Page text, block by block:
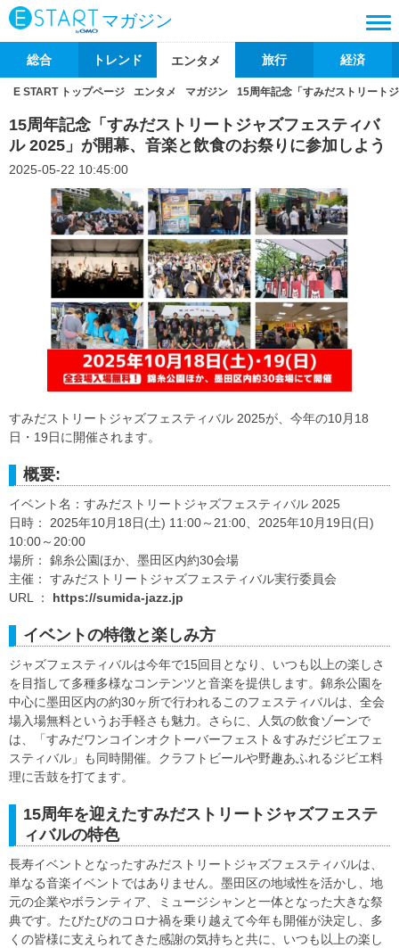
マガジン
総合 トレンド エンタメ 旅行 経済
E START トップページ エンタメ マガジン 15周年記念「すみだストリート
15周年記念「すみだストリートジャズフェスティバ
ル 2025」が開幕、音楽と飲食のお祭りに参加しよう
2025-05-22 10:45:00
すみだストリートジャズフェスティバル 2025が、今年の10月18
日・19日に開催されます。
概要:
イベント名：すみだストリートジャズフェスティバル 2025
日時： 2025年10月18日(土) 11:00～21:00、2025年10月19日(日)
10:00～20:00
場所： 錦糸公園ほか、墨田区内約30会場
主催： すみだストリートジャズフェスティバル実行委員会
URL ： https://sumida-jazz.jp
イベントの特徴と楽しみ方
ジャズフェスティバルは今年で15回目となり、いつも以上の楽しさ
を目指して多種多様なコンテンツと音楽を提供します。錦糸公園を
中心に墨田区内の約30ヶ所で行われるこのフェスティバルは、全会
場入場無料というお手軽さも魅力。さらに、人気の飲食ゾーンで
は、「すみだワンコインオクトーバーフェスト＆すみだジビエフェ
スティバル」も同時開催。クラフトビールや野趣あふれるジビエ料
理に舌鼓を打てます。
15周年を迎えたすみだストリートジャズフェステ
ィバルの特色
長寿イベントとなったすみだストリートジャズフェスティバルは、
単なる音楽イベントではありません。墨田区の地域性を活かし、地
元の企業やボランティア、ミュージシャンと一体となった大きな祭
典です。たびたびのコロナ禍を乗り越えて今年も開催が決定し、多
くの皆様に支えられてきた感謝の気持ちと共に、いつも以上の楽し